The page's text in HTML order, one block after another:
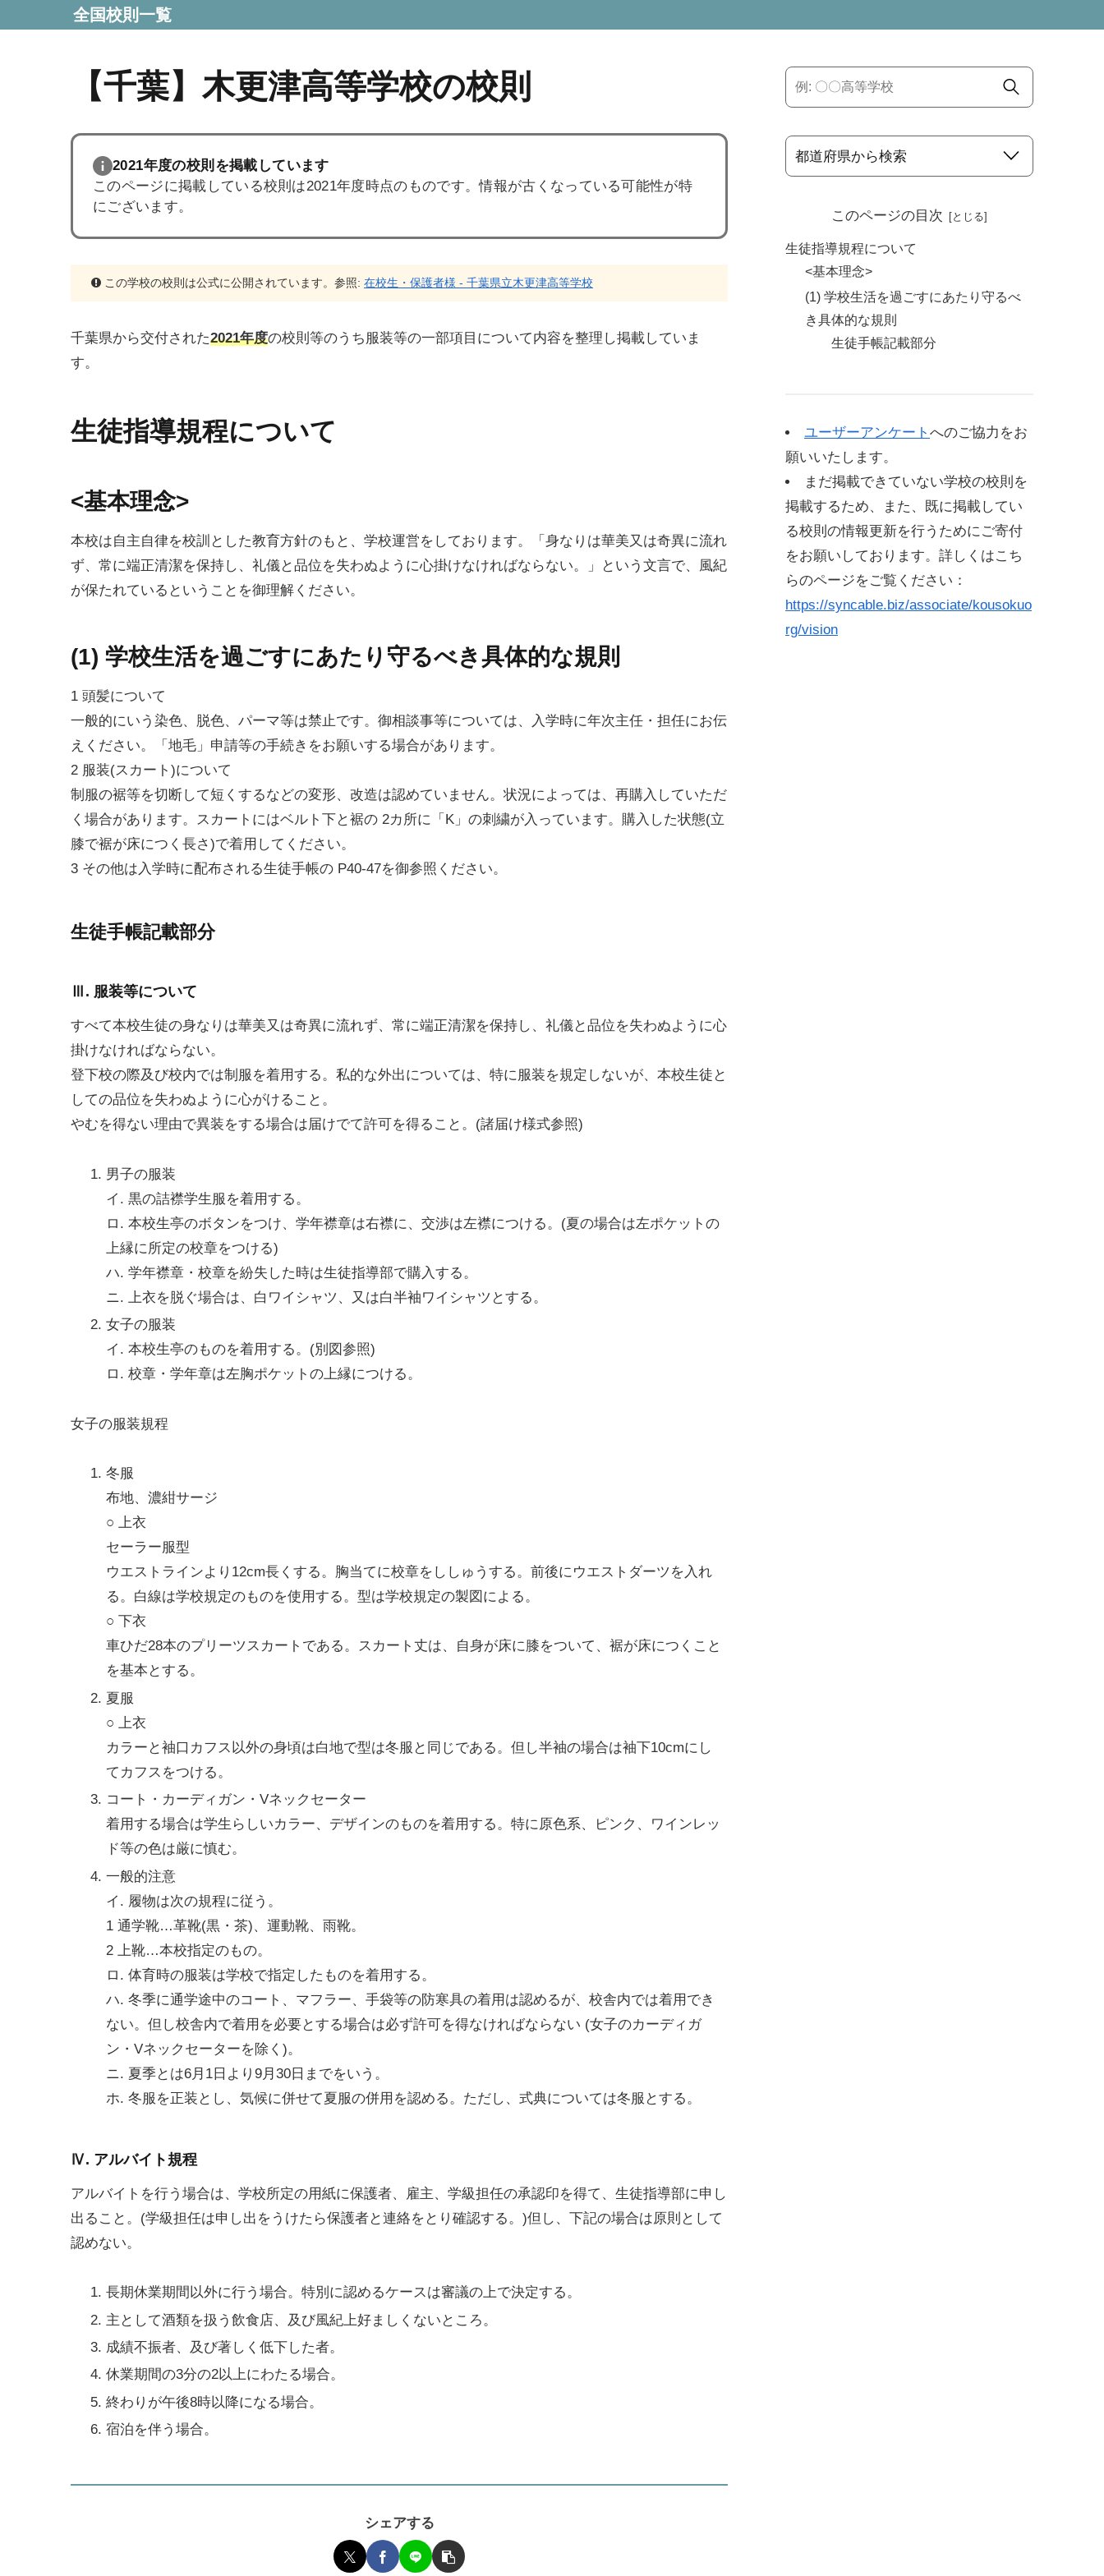
全国校則一覧
【千葉】木更津高等学校の校則
2021年度の校則を掲載しています
このページに掲載している校則は2021年度時点のものです。情報が古くなっている可能性が特
にございます。
この学校の校則は公式に公開されています。参照: 在校生・保護者様 - 千葉県立木更津高等学校
千葉県から交付された2021年度の校則等のうち服装等の一部項目について内容を整理し掲載していま
す。
生徒指導規程について
<基本理念>
本校は自主自律を校訓とした教育方針のもと、学校運営をしております。「身なりは華美又は奇異に流れ
ず、常に端正清潔を保持し、礼儀と品位を失わぬように心掛けなければならない。」という文言で、風紀
が保たれているということを御理解ください。
(1) 学校生活を過ごすにあたり守るべき具体的な規則
1 頭髪について
一般的にいう染色、脱色、パーマ等は禁止です。御相談事等については、入学時に年次主任・担任にお伝
えください。「地毛」申請等の手続きをお願いする場合があります。
2 服装(スカート)について
制服の裾等を切断して短くするなどの変形、改造は認めていません。状況によっては、再購入していただ
く場合があります。スカートにはベルト下と裾の 2カ所に「K」の刺繍が入っています。購入した状態(立
膝で裾が床につく長さ)で着用してください。
3 その他は入学時に配布される生徒手帳の P40-47を御参照ください。
生徒手帳記載部分
Ⅲ. 服装等について
すべて本校生徒の身なりは華美又は奇異に流れず、常に端正清潔を保持し、礼儀と品位を失わぬように心
掛けなければならない。
登下校の際及び校内では制服を着用する。私的な外出については、特に服装を規定しないが、本校生徒と
しての品位を失わぬように心がけること。
やむを得ない理由で異装をする場合は届けでて許可を得ること。(諸届け様式参照)
男子の服装
イ. 黒の詰襟学生服を着用する。
ロ. 本校生亭のボタンをつけ、学年襟章は右襟に、交渉は左襟につける。(夏の場合は左ポケットの
上縁に所定の校章をつける)
ハ. 学年襟章・校章を紛失した時は生徒指導部で購入する。
ニ. 上衣を脱ぐ場合は、白ワイシャツ、又は白半袖ワイシャツとする。
女子の服装
イ. 本校生亭のものを着用する。(別図参照)
ロ. 校章・学年章は左胸ポケットの上縁につける。
女子の服装規程
冬服
布地、濃紺サージ
○ 上衣
セーラー服型
ウエストラインより12cm長くする。胸当てに校章をししゅうする。前後にウエストダーツを入れ
る。白線は学校規定のものを使用する。型は学校規定の製図による。
○ 下衣
車ひだ28本のプリーツスカートである。スカート丈は、自身が床に膝をついて、裾が床につくこと
を基本とする。
夏服
○ 上衣
カラーと袖口カフス以外の身頃は白地で型は冬服と同じである。但し半袖の場合は袖下10cmにし
てカフスをつける。
コート・カーディガン・Vネックセーター
着用する場合は学生らしいカラー、デザインのものを着用する。特に原色系、ピンク、ワインレッ
ド等の色は厳に慎む。
一般的注意
イ. 履物は次の規程に従う。
1 通学靴…革靴(黒・茶)、運動靴、雨靴。
2 上靴…本校指定のもの。
ロ. 体育時の服装は学校で指定したものを着用する。
ハ. 冬季に通学途中のコート、マフラー、手袋等の防寒具の着用は認めるが、校舎内では着用でき
ない。但し校舎内で着用を必要とする場合は必ず許可を得なければならない (女子のカーディガ
ン・Vネックセーターを除く)。
ニ. 夏季とは6月1日より9月30日までをいう。
ホ. 冬服を正装とし、気候に併せて夏服の併用を認める。ただし、式典については冬服とする。
Ⅳ. アルバイト規程
アルバイトを行う場合は、学校所定の用紙に保護者、雇主、学級担任の承認印を得て、生徒指導部に申し
出ること。(学級担任は申し出をうけたら保護者と連絡をとり確認する。)但し、下記の場合は原則として
認めない。
長期休業期間以外に行う場合。特別に認めるケースは審議の上で決定する。
主として酒類を扱う飲食店、及び風紀上好ましくないところ。
成績不振者、及び著しく低下した者。
休業期間の3分の2以上にわたる場合。
終わりが午後8時以降になる場合。
宿泊を伴う場合。
シェアする
このページの目次
生徒指導規程について
<基本理念>
(1) 学校生活を過ごすにあたり守るべ
き具体的な規則
生徒手帳記載部分
ユーザーアンケート へのご協力をお
願いいたします。
まだ掲載できていない学校の校則を
掲載するため、また、既に掲載してい
る校則の情報更新を行うためにご寄付
をお願いしております。詳しくはこち
らのページをご覧ください：
https://syncable.biz/associate/kousokuo
rg/vision